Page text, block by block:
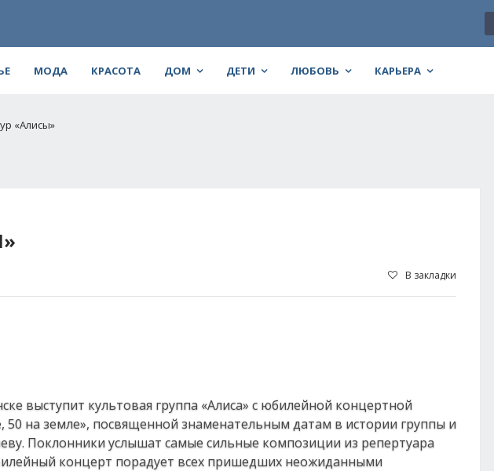
МОДА КРАСОТА ДОМ ДЕТИ ЛЮБОВЬ КАРЬЕРА
«Алисы»
В закладки
выступит культовая группа «Алиса» с юбилейной концертной
50 на земле», посвященной знаменательным датам в истории группы и
Поклонники услышат самые сильные композиции из репертуара
концерт порадует всех пришедших неожиданными